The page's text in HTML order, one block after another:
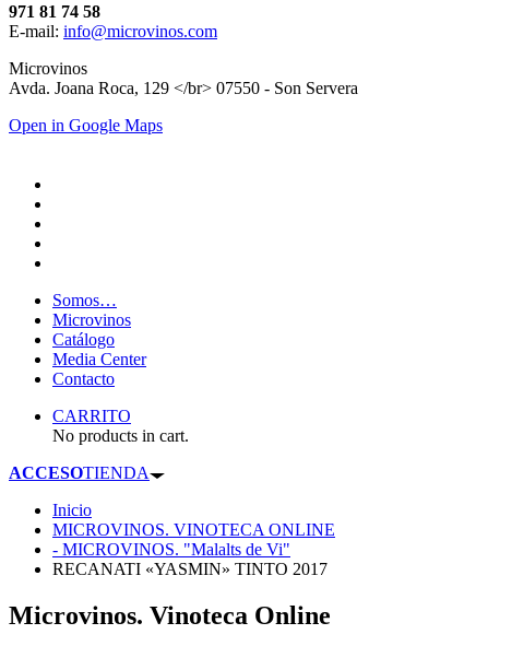
971 81 74 58
E-mail: info@microvinos.com
Microvinos
Avda. Joana Roca, 129 </br> 07550 - Son Servera
Open in Google Maps
Somos…
Microvinos
Catálogo
Media Center
Contacto
CARRITO
No products in cart.
ACCESOTIENDA
Inicio
MICROVINOS. VINOTECA ONLINE
- MICROVINOS. "Malalts de Vi"
RECANATI «YASMIN» TINTO 2017
Microvinos. Vinoteca Online